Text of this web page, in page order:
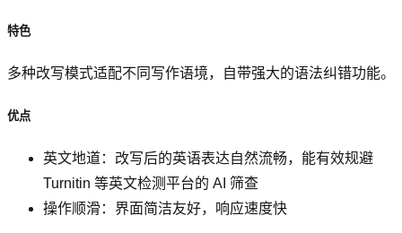
特色
多种改写模式适配不同写作语境，自带强大的语法纠错功能。
优点
英文地道：改写后的英语表达自然流畅，能有效规避
Turnitin 等英文检测平台的 AI 筛查
操作顺滑：界面简洁友好，响应速度快